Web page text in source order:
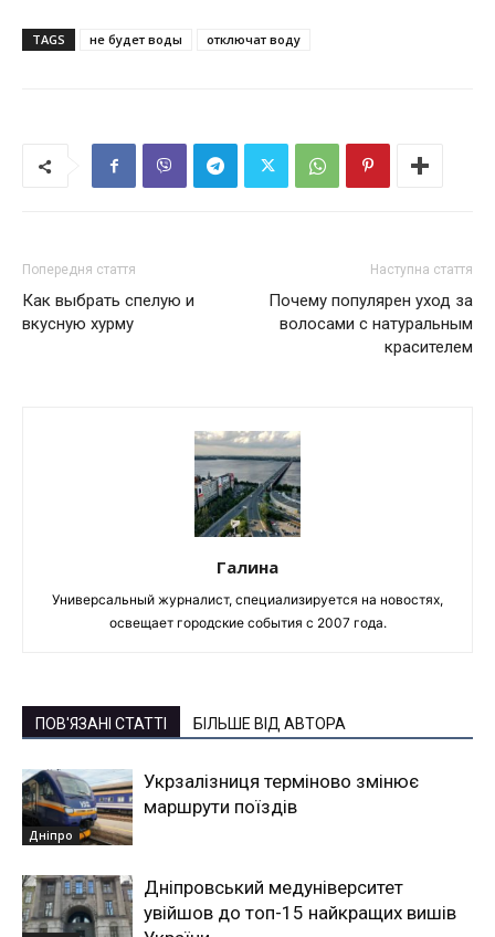
TAGS не будет воды отключат воду
Попередня стаття
Как выбрать спелую и
вкусную хурму
Наступна стаття
Почему популярен уход за
волосами с натуральным
красителем
Галина
Универсальный журналист, специализируется на новостях,
освещает городские события с 2007 года.
ПОВ'ЯЗАНІ СТАТТІ БІЛЬШЕ ВІД АВТОРА
Дніпро
Укрзалізниця терміново змінює
маршрути поїздів
Дніпровський медуніверситет
увійшов до топ-15 найкращих вишів